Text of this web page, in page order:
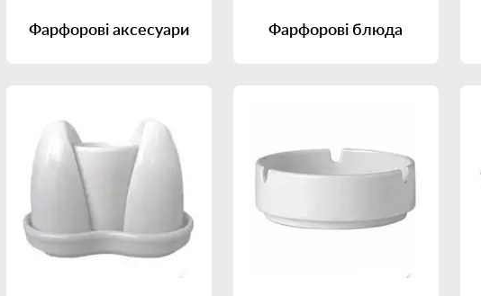
Фарфорові аксесуари Фарфорові блюда